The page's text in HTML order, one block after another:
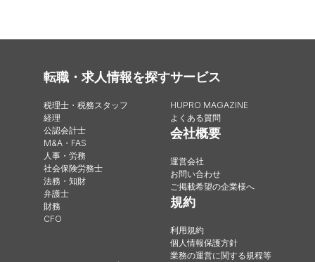
転職・求人情報を探す
税理士・税務スタッフ
経理
公認会計士
M&A・FAS
人事・労務
社会保険労務士
法務・知財
弁護士
財務
CFO
サービス
HUPRO MAGAZINE
よくある質問
会社概要
運営会社
お問い合わせ
ご掲載希望の企業様へ
規約
利用規約
個人情報保護方針
業務の運営に関する規程等